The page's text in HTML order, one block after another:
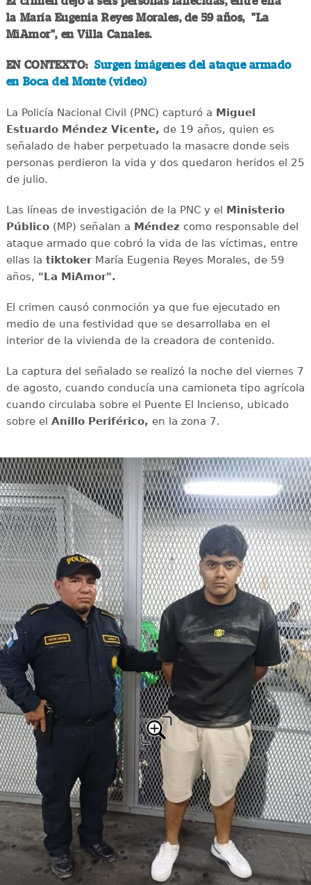
la María Eugenia Reyes Morales, de 59 años, "La
MiAmor", en Villa Canales.
EN CONTEXTO:Surgen imágenes del ataque armado
en Boca del Monte (video)
La Policía Nacional Civil (PNC) capturó a Miguel
Estuardo Méndez Vicente, de 19 años, quien es
señalado de haber perpetuado la masacre donde seis
personas perdieron la vida y dos quedaron heridos el 25
de julio.
Las líneas de investigación de la PNC y el Ministerio
Público(MP) señalan a Méndez como responsable del
ataque armado que cobró la vida de las víctimas, entre
ellas la tiktokerMaría Eugenia Reyes Morales, de 59
años, "La MiAmor".
El crimen causó conmoción ya que fue ejecutado en
medio de una festividad que se desarrollaba en el
interior de la vivienda de la creadora de contenido.
La captura del señalado se realizó la noche del viernes 7
de agosto, cuando conducía una camioneta tipo agrícola
cuando circulaba sobre el Puente El Incienso, ubicado
sobre el Anillo Periférico, en la zona 7.